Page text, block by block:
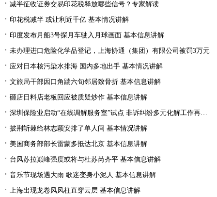
减半征收证券交易印花税释放哪些信号？专家解读
印花税减半 或让利近千亿 基本情况讲解
印度发布月船3号探月车驶入月球画面 基本信息讲解
未办理进口危险化学品登记，上海协通（集团）有限公司被罚3万元
应对日本核污染水排海 国内多地出手 基本情况讲解
文旅局干部因口角踹六旬邻居致骨折 基本信息讲解
砸店日料店老板回应被质疑炒作 基本信息讲解
深圳保险业启动“在线调解服务室”试点 非诉纠纷多元化解工作再提速
披荆斩棘给林志颖安排了单人间 基本情况讲解
美国商务部部长雷蒙多抵达北京 基本信息讲解
台风苏拉巅峰强度或将与杜苏芮齐平 基本信息讲解
音乐节现场遇大雨 歌迷变身小泥人 基本信息讲解
上海出现龙卷风风柱直穿云层 基本信息讲解